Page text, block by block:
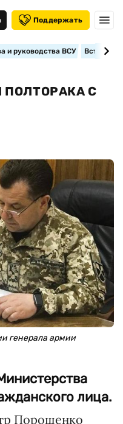
Поддержать
и руководства ВСУ
С
генерала армии
лица.
Порошенко